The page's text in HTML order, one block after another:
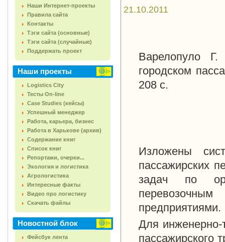
Наши Интернет-проекты
Правила сайта
Контакты
Тэги сайта (основные)
Тэги сайта (случайные)
Поддержать проект
Наши проекты
Logistics City
Тесты On-line
Case Studies (кейсы)
Успешный менеджер
Работа, карьера, бизнес
Работа в Харькове (архив)
Содержание книг
Список книг
Репортажи, очерки...
Экология и логистика
Агрологистика
Интересные факты
Видео про логистику
Скачать файлы
Новостной блок
Фейсбук лента
21.10.2011
Варелопуло
городском
208 с.
Изложены
пассажирских
задач по
предприятиями.
Для инженерно-
пассажирского